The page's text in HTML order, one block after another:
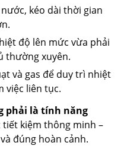
kéo dài thời gian
độ lên mức vừa phải
thường xuyên.
và gas để duy trì nhiệt
việc liên tục.
phải là tính năng
tiết kiệm thông minh –
đúng hoàn cảnh.